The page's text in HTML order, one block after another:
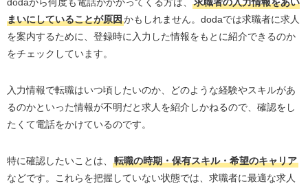
まいにしていることが原因かもしれません。dodaでは求職者に求人
を案内するために、登録時に入力した情報をもとに紹介できるのか
をチェックしています。
入力情報で転職はいつ頃したいのか、どのような経験やスキルがあ
るのかといった情報が不明だと求人を紹介しかねるので、確認をし
たくて電話をかけているのです。
特に確認したいことは、
転職の時期・保有スキル・希望のキャリア
などです。これらを把握していない状態では、求職者に最適な求人